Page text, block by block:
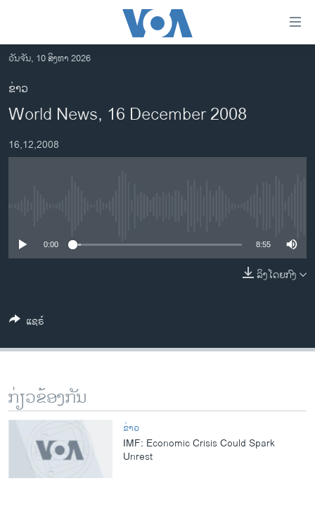
ເຂົ້າ
ຫາ
ຂ້າມ
ຂ້າມ
ໄປ
ອາເມຣິກາ
ການເລືອກຕັ້ງ ປະທານາທີບໍດີ ສະຫະລັດ 2024
ອິດສະຫຼະພາບດ້ານການຂ່າວ
ວິທະຍາສາດ-ເທັກໂນໂລຈີ
ທຸລະກິດ
ວີດີໂອ
ລາຍການກະຈາຍສຽງ
ລາຍງານ
ຕິດຕາມພວກເຮົາ ທີ່
ວັນຈັນ, 10 ສິງຫາ 2026
ຂ່າວ
World News, 16 December 2008
16,12,2008
0:00 8:55
ລິງໂດຍກົງ
ແຊຣ໌
ກ່ຽວຂ້ອງກັນ
ຂ່າວ
IMF: Economic Crisis Could Spark
Unrest